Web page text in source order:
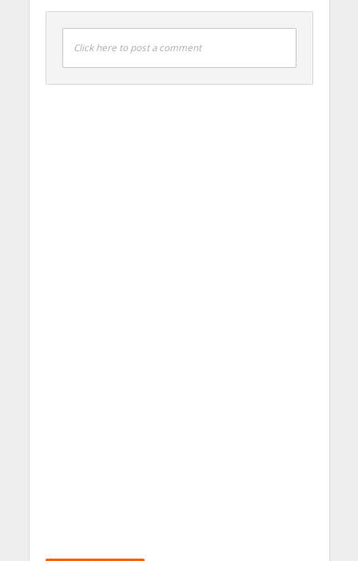
Click here to post a comment